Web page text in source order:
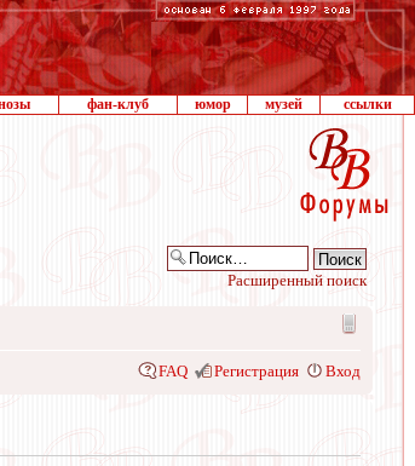
фан-клуб юмор музей ссылки
Расширенный поиск
FAQ Регистрация Вход